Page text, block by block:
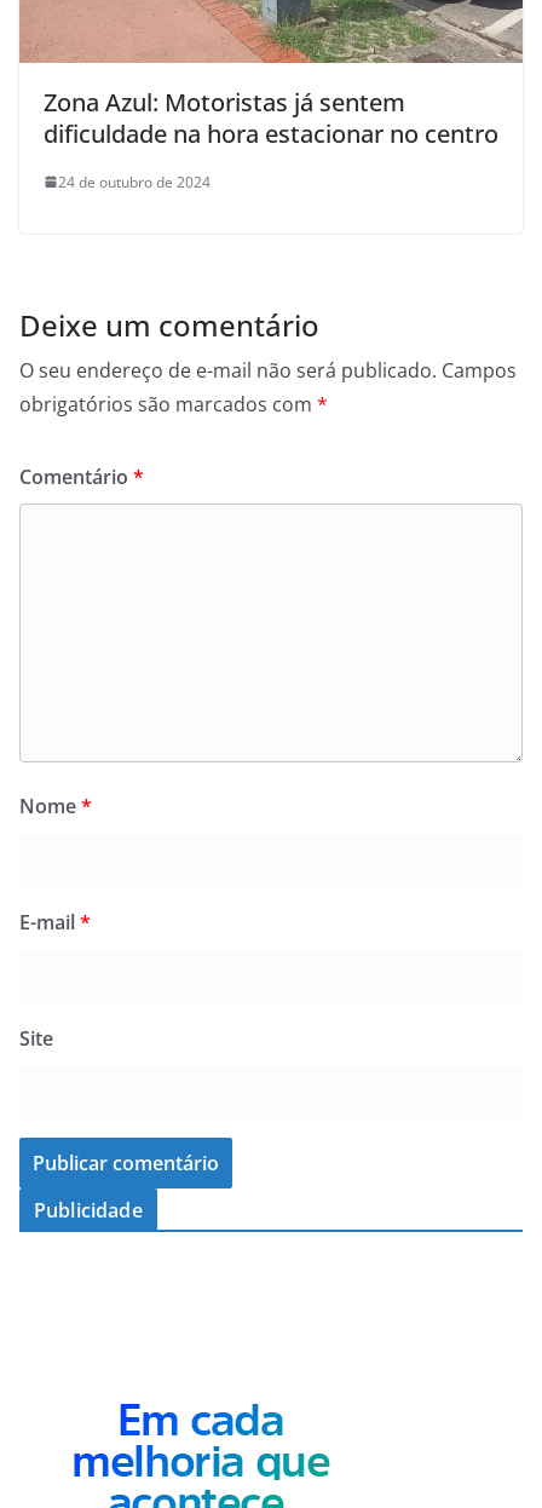
Zona Azul: Motoristas já sentem
dificuldade na hora estacionar no centro
24 de outubro de 2024
Deixe um comentário
O seu endereço de e-mail não será publicado. Campos
obrigatórios são marcados com *
Comentário *
Nome*
E-mail*
Site
Publicidade